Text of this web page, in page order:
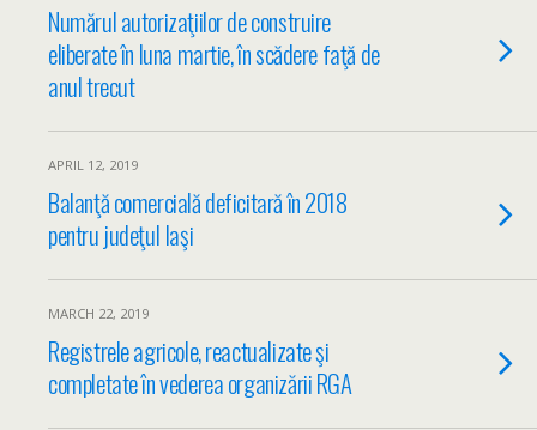
Numărul autorizaţiilor de construire
eliberate în luna martie, în scădere faţă de
anul trecut
APRIL 12, 2019
Balanţă comercială deficitară în 2018
pentru judeţul Iaşi
MARCH 22, 2019
Registrele agricole, reactualizate şi
completate în vederea organizării RGA